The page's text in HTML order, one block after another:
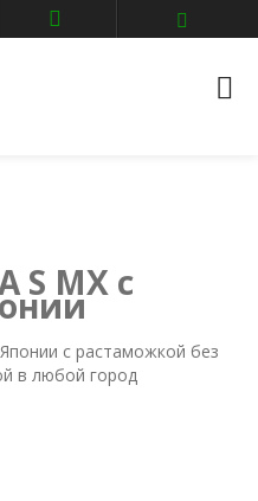
S MX с
с растаможкой без
в любой город